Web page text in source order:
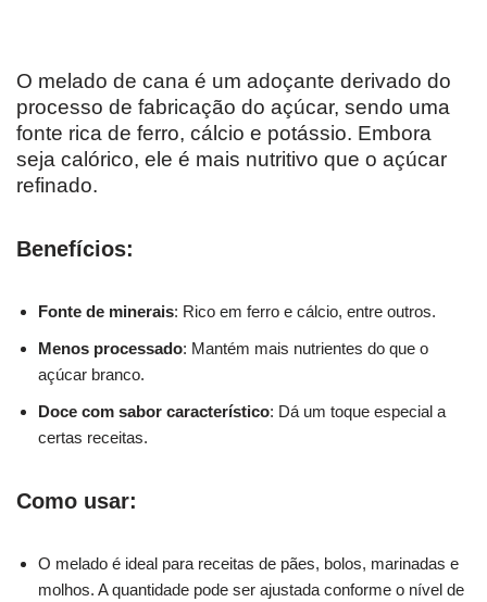
O melado de cana é um adoçante derivado do
processo de fabricação do açúcar, sendo uma
fonte rica de ferro, cálcio e potássio. Embora
seja calórico, ele é mais nutritivo que o açúcar
refinado.
Benefícios:
Fonte de minerais: Rico em ferro e cálcio, entre outros.
Menos processado: Mantém mais nutrientes do que o
açúcar branco.
Doce com sabor característico: Dá um toque especial a
certas receitas.
Como usar:
O melado é ideal para receitas de pães, bolos, marinadas e
molhos. A quantidade pode ser ajustada conforme o nível de